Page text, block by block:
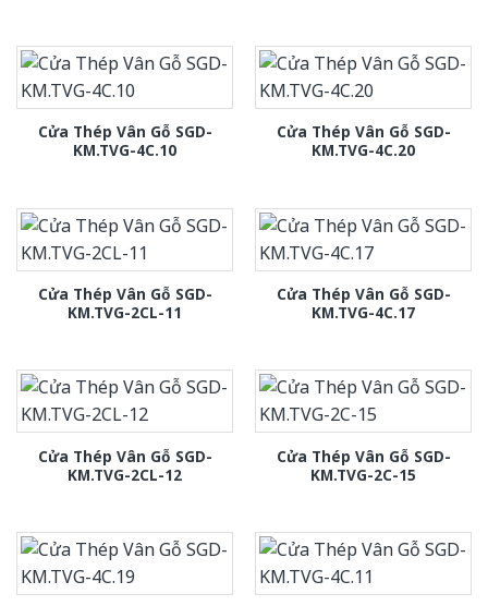
Cửa Thép Vân Gỗ SGD-
KM.TVG-4C.10
Cửa Thép Vân Gỗ SGD-
KM.TVG-4C.20
Cửa Thép Vân Gỗ SGD-
KM.TVG-2CL-11
Cửa Thép Vân Gỗ SGD-
KM.TVG-4C.17
Cửa Thép Vân Gỗ SGD-
KM.TVG-2CL-12
Cửa Thép Vân Gỗ SGD-
KM.TVG-2C-15